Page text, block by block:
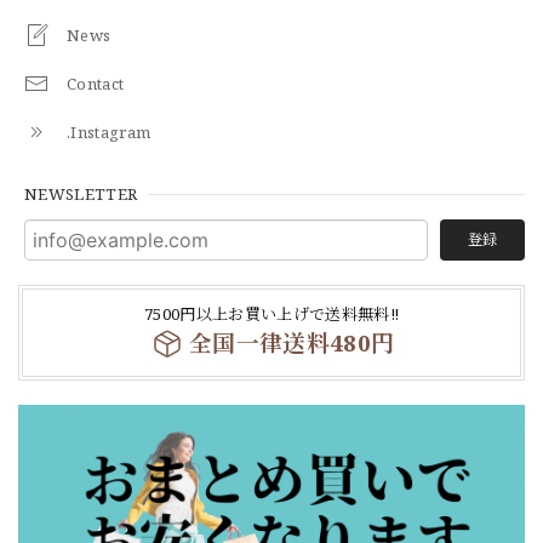
News
Contact
.Instagram
NEWSLETTER
登録
7500円以上お買い上げで送料無料‼
全国一律送料480円